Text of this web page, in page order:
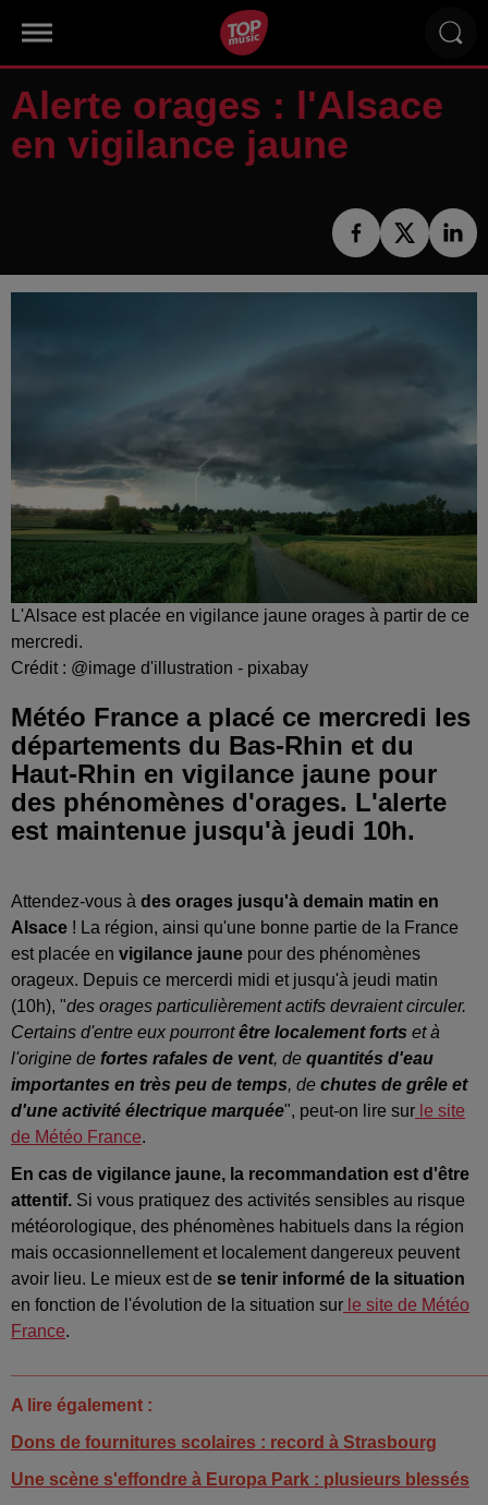
Alerte orages : l'Alsace
en vigilance jaune
L'Alsace est placée en vigilance jaune orages à partir de ce
mercredi.
Crédit : @image d'illustration - pixabay
Météo France a placé ce mercredi les
départements du Bas-Rhin et du
Haut-Rhin en vigilance jaune pour
des phénomènes d'orages. L'alerte
est maintenue jusqu'à jeudi 10h.
Attendez-vous à des orages jusqu'à demain matin en
Alsace ! La région, ainsi qu'une bonne partie de la France
est placée en vigilance jaune pour des phénomènes
orageux. Depuis ce mercerdi midi et jusqu'à jeudi matin
(10h), "des orages particulièrement actifs devraient circuler.
Certains d'entre eux pourrontêtre localement forts et à
l'origine de fortes rafales de vent, de quantités d'eau
importantes en très peu de temps, de chutes de grêle et
d'une activité électrique marquée", peut-on lire sur le site
de Météo France.
En cas de vigilance jaune, la recommandation est d'être
attentif. Si vous pratiquez des activités sensibles au risque
météorologique, des phénomènes habituels dans la région
mais occasionnellement et localement dangereux peuvent
avoir lieu. Le mieux est de se tenir informé de la situation
en fonction de l'évolution de la situation sur le site de Météo
France.
A lire également :
Dons de fournitures scolaires : record à Strasbourg
Une scène s'effondre à Europa Park : plusieurs blessés